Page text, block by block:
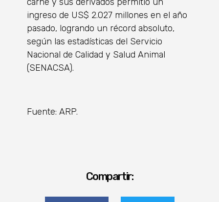
ingreso de US$ 2.027 millones en el año
pasado, logrando un récord absoluto,
según las estadísticas del Servicio
Nacional de Calidad y Salud Animal
(SENACSA).
Fuente: ARP.
Compartir: